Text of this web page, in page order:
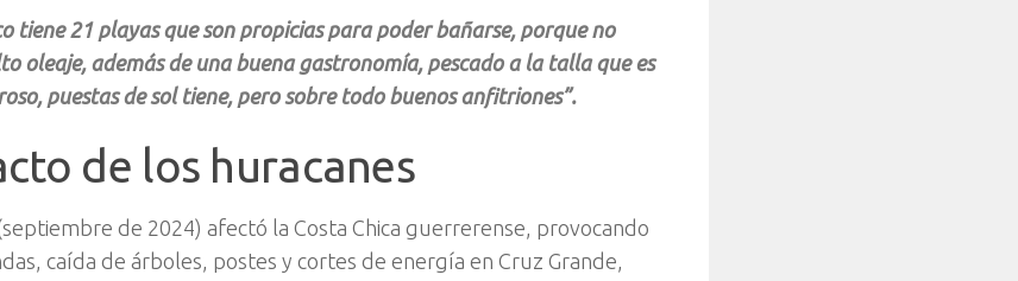
tiene 21 playas que son propicias para poder bañarse, porque no
oleaje, además de una buena gastronomía, pescado a la talla que es
puestas de sol tiene, pero sobre todo buenos anfitriones”.
de los huracanes
de 2024) afectó la Costa Chica guerrerense, provocando
caída de árboles, postes y cortes de energía en Cruz Grande,